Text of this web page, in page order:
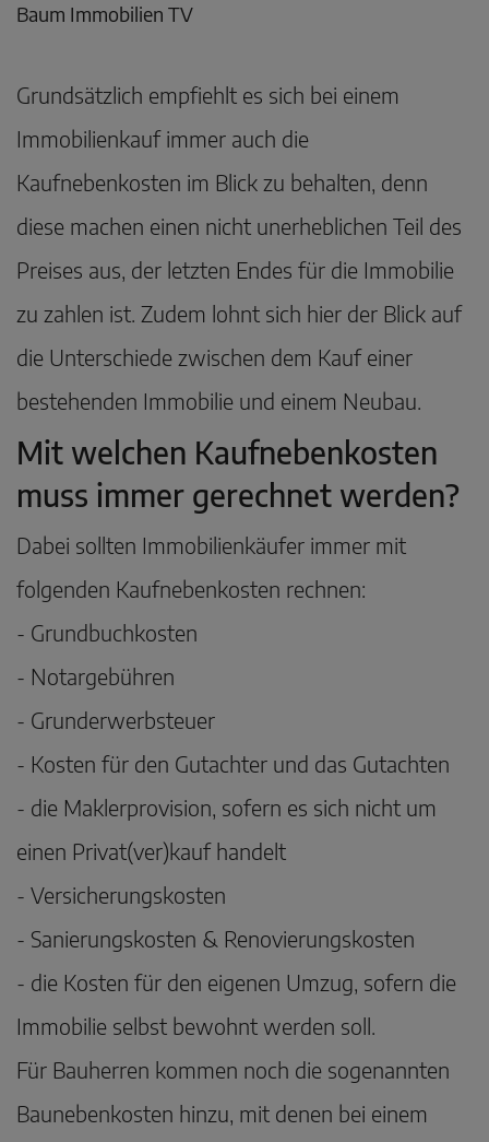
Baum Immobilien TV
Grundsätzlich empfiehlt es sich bei einem
Immobilienkauf immer auch die
Kaufnebenkosten im Blick zu behalten, denn
diese machen einen nicht unerheblichen Teil des
Preises aus, der letzten Endes für die Immobilie
zu zahlen ist. Zudem lohnt sich hier der Blick auf
die Unterschiede zwischen dem Kauf einer
bestehenden Immobilie und einem Neubau.
Mit welchen Kaufnebenkosten
muss immer gerechnet werden?
Dabei sollten Immobilienkäufer immer mit
folgenden Kaufnebenkosten rechnen:
- Grundbuchkosten
- Notargebühren
- Grunderwerbsteuer
- Kosten für den Gutachter und das Gutachten
- die Maklerprovision, sofern es sich nicht um
einen Privat(ver)kauf handelt
- Versicherungskosten
- Sanierungskosten & Renovierungskosten
- die Kosten für den eigenen Umzug, sofern die
Immobilie selbst bewohnt werden soll.
Für Bauherren kommen noch die sogenannten
Baunebenkosten hinzu, mit denen bei einem